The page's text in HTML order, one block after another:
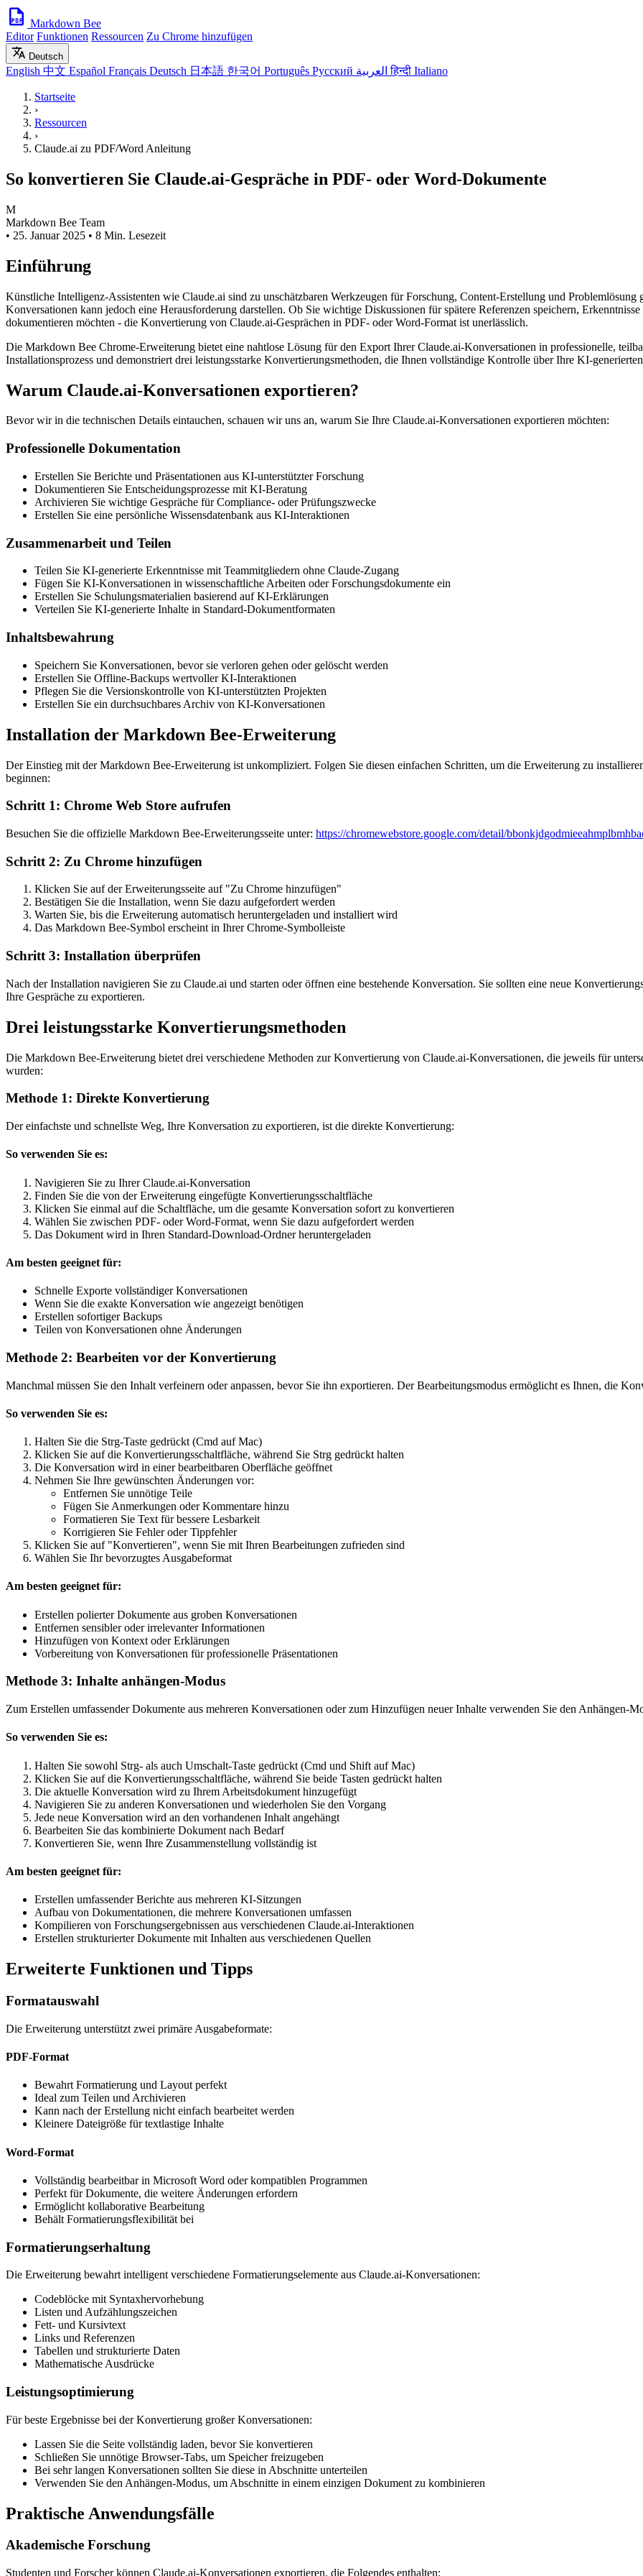
Markdown Bee
Editor Funktionen Ressourcen Zu Chrome hinzufügen
Deutsch
English 中文 Español Français Deutsch 日本語 한국어 Português Русский العربيةहिन्दी Italiano
Startseite
›
Ressourcen
›
Claude.ai zu PDF/Word Anleitung
So konvertieren Sie Claude.ai-Gespräche in PDF- oder Word-Dokumente
M
Markdown Bee Team
• 25. Januar 2025 • 8 Min. Lesezeit
Einführung
Künstliche Intelligenz-Assistenten wie Claude.ai sind zu unschätzbaren Werkzeugen für Forschung, Content-Erstellung und
Konversationen kann jedoch eine Herausforderung darstellen. Ob Sie wichtige Diskussionen für spätere Referenzen speichern,
dokumentieren möchten - die Konvertierung von Claude.ai-Gesprächen in PDF- oder Word-Format ist unerlässlich.
Die Markdown Bee Chrome-Erweiterung bietet eine nahtlose Lösung für den Export Ihrer Claude.ai-Konversationen in professionelle,
Installationsprozess und demonstriert drei leistungsstarke Konvertierungsmethoden, die Ihnen vollständige Kontrolle über Ihre KI-
Warum Claude.ai-Konversationen exportieren?
Bevor wir in die technischen Details eintauchen, schauen wir uns an, warum Sie Ihre Claude.ai-Konversationen exportieren möchten:
Professionelle Dokumentation
Erstellen Sie Berichte und Präsentationen aus KI-unterstützter Forschung
Dokumentieren Sie Entscheidungsprozesse mit KI-Beratung
Archivieren Sie wichtige Gespräche für Compliance- oder Prüfungszwecke
Erstellen Sie eine persönliche Wissensdatenbank aus KI-Interaktionen
Zusammenarbeit und Teilen
Teilen Sie KI-generierte Erkenntnisse mit Teammitgliedern ohne Claude-Zugang
Fügen Sie KI-Konversationen in wissenschaftliche Arbeiten oder Forschungsdokumente ein
Erstellen Sie Schulungsmaterialien basierend auf KI-Erklärungen
Verteilen Sie KI-generierte Inhalte in Standard-Dokumentformaten
Inhaltsbewahrung
Speichern Sie Konversationen, bevor sie verloren gehen oder gelöscht werden
Erstellen Sie Offline-Backups wertvoller KI-Interaktionen
Pflegen Sie die Versionskontrolle von KI-unterstützten Projekten
Erstellen Sie ein durchsuchbares Archiv von KI-Konversationen
Installation der Markdown Bee-Erweiterung
Der Einstieg mit der Markdown Bee-Erweiterung ist unkompliziert. Folgen Sie diesen einfachen Schritten, um die Erweiterung zu
beginnen:
Schritt 1: Chrome Web Store aufrufen
Besuchen Sie die offizielle Markdown Bee-Erweiterungsseite unter: https://chromewebstore.google.com/detail/
Schritt 2: Zu Chrome hinzufügen
Klicken Sie auf der Erweiterungsseite auf "Zu Chrome hinzufügen"
Bestätigen Sie die Installation, wenn Sie dazu aufgefordert werden
Warten Sie, bis die Erweiterung automatisch heruntergeladen und installiert wird
Das Markdown Bee-Symbol erscheint in Ihrer Chrome-Symbolleiste
Schritt 3: Installation überprüfen
Nach der Installation navigieren Sie zu Claude.ai und starten oder öffnen eine bestehende Konversation. Sie sollten eine neue
Ihre Gespräche zu exportieren.
Drei leistungsstarke Konvertierungsmethoden
Die Markdown Bee-Erweiterung bietet drei verschiedene Methoden zur Konvertierung von Claude.ai-Konversationen, die jeweils für
wurden:
Methode 1: Direkte Konvertierung
Der einfachste und schnellste Weg, Ihre Konversation zu exportieren, ist die direkte Konvertierung:
So verwenden Sie es:
Navigieren Sie zu Ihrer Claude.ai-Konversation
Finden Sie die von der Erweiterung eingefügte Konvertierungsschaltfläche
Klicken Sie einmal auf die Schaltfläche, um die gesamte Konversation sofort zu konvertieren
Wählen Sie zwischen PDF- oder Word-Format, wenn Sie dazu aufgefordert werden
Das Dokument wird in Ihren Standard-Download-Ordner heruntergeladen
Am besten geeignet für:
Schnelle Exporte vollständiger Konversationen
Wenn Sie die exakte Konversation wie angezeigt benötigen
Erstellen sofortiger Backups
Teilen von Konversationen ohne Änderungen
Methode 2: Bearbeiten vor der Konvertierung
Manchmal müssen Sie den Inhalt verfeinern oder anpassen, bevor Sie ihn exportieren. Der Bearbeitungsmodus ermöglicht es Ihnen, die
So verwenden Sie es:
Halten Sie die Strg-Taste gedrückt (Cmd auf Mac)
Klicken Sie auf die Konvertierungsschaltfläche, während Sie Strg gedrückt halten
Die Konversation wird in einer bearbeitbaren Oberfläche geöffnet
Nehmen Sie Ihre gewünschten Änderungen vor:
Entfernen Sie unnötige Teile
Fügen Sie Anmerkungen oder Kommentare hinzu
Formatieren Sie Text für bessere Lesbarkeit
Korrigieren Sie Fehler oder Tippfehler
Klicken Sie auf "Konvertieren", wenn Sie mit Ihren Bearbeitungen zufrieden sind
Wählen Sie Ihr bevorzugtes Ausgabeformat
Am besten geeignet für:
Erstellen polierter Dokumente aus groben Konversationen
Entfernen sensibler oder irrelevanter Informationen
Hinzufügen von Kontext oder Erklärungen
Vorbereitung von Konversationen für professionelle Präsentationen
Methode 3: Inhalte anhängen-Modus
Zum Erstellen umfassender Dokumente aus mehreren Konversationen oder zum Hinzufügen neuer Inhalte verwenden Sie den Anhängen-
So verwenden Sie es:
Halten Sie sowohl Strg- als auch Umschalt-Taste gedrückt (Cmd und Shift auf Mac)
Klicken Sie auf die Konvertierungsschaltfläche, während Sie beide Tasten gedrückt halten
Die aktuelle Konversation wird zu Ihrem Arbeitsdokument hinzugefügt
Navigieren Sie zu anderen Konversationen und wiederholen Sie den Vorgang
Jede neue Konversation wird an den vorhandenen Inhalt angehängt
Bearbeiten Sie das kombinierte Dokument nach Bedarf
Konvertieren Sie, wenn Ihre Zusammenstellung vollständig ist
Am besten geeignet für:
Erstellen umfassender Berichte aus mehreren KI-Sitzungen
Aufbau von Dokumentationen, die mehrere Konversationen umfassen
Kompilieren von Forschungsergebnissen aus verschiedenen Claude.ai-Interaktionen
Erstellen strukturierter Dokumente mit Inhalten aus verschiedenen Quellen
Erweiterte Funktionen und Tipps
Formatauswahl
Die Erweiterung unterstützt zwei primäre Ausgabeformate:
PDF-Format
Bewahrt Formatierung und Layout perfekt
Ideal zum Teilen und Archivieren
Kann nach der Erstellung nicht einfach bearbeitet werden
Kleinere Dateigröße für textlastige Inhalte
Word-Format
Vollständig bearbeitbar in Microsoft Word oder kompatiblen Programmen
Perfekt für Dokumente, die weitere Änderungen erfordern
Ermöglicht kollaborative Bearbeitung
Behält Formatierungsflexibilität bei
Formatierungserhaltung
Die Erweiterung bewahrt intelligent verschiedene Formatierungselemente aus Claude.ai-Konversationen:
Codeblöcke mit Syntaxhervorhebung
Listen und Aufzählungszeichen
Fett- und Kursivtext
Links und Referenzen
Tabellen und strukturierte Daten
Mathematische Ausdrücke
Leistungsoptimierung
Für beste Ergebnisse bei der Konvertierung großer Konversationen:
Lassen Sie die Seite vollständig laden, bevor Sie konvertieren
Schließen Sie unnötige Browser-Tabs, um Speicher freizugeben
Bei sehr langen Konversationen sollten Sie diese in Abschnitte unterteilen
Verwenden Sie den Anhängen-Modus, um Abschnitte in einem einzigen Dokument zu kombinieren
Praktische Anwendungsfälle
Akademische Forschung
Studenten und Forscher können Claude.ai-Konversationen exportieren, die Folgendes enthalten: